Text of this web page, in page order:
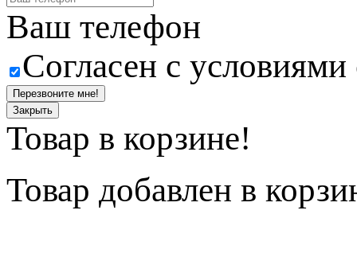
Ваш телефон
Согласен с
Перезвоните мне!
Закрыть
Товар в корзине!
Товар добавлен в